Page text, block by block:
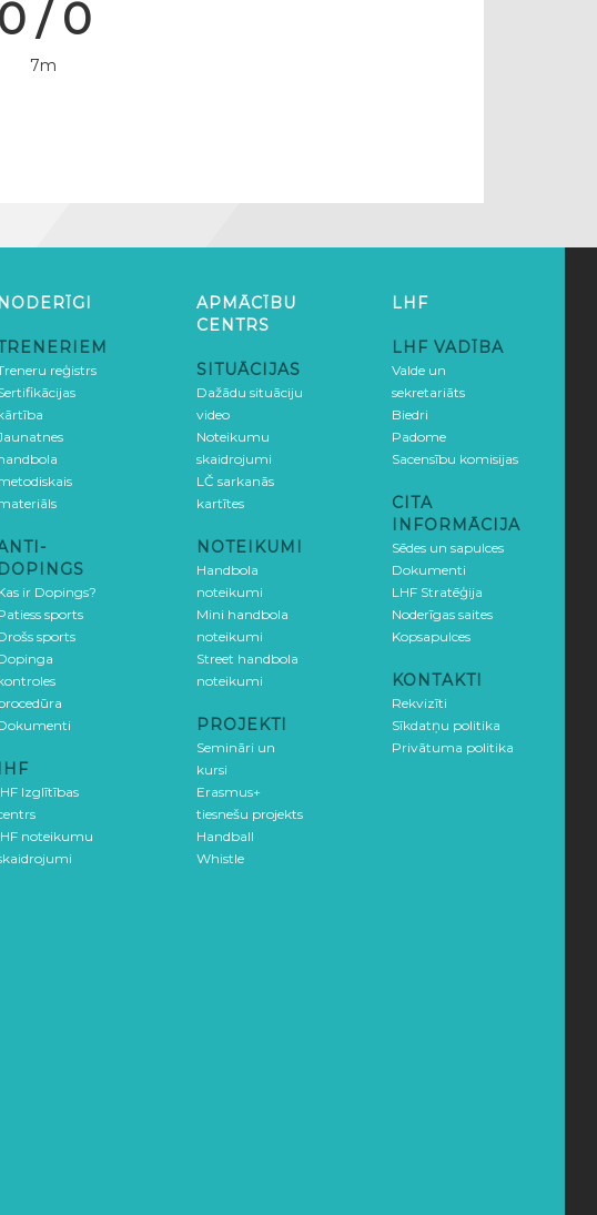
0 / 0
7m
NODERĪGI
reģistrs
DOPINGS
ir Dopings?
sports
sports
IHF
Izglītības
noteikumu
APMĀCĪBU
CENTRS
SITUĀCIJAS
Dažādu situāciju
video
Noteikumu
skaidrojumi
LČ sarkanās
kartītes
NOTEIKUMI
Handbola
noteikumi
Mini handbola
noteikumi
Street handbola
noteikumi
PROJEKTI
Semināri un
kursi
Erasmus+
tiesnešu projekts
Handball
Whistle
LHF
LHF VADĪBA
Valde un
sekretariāts
Biedri
Padome
Sacensību komisijas
CITA
INFORMĀCIJA
Sēdes un sapulces
Dokumenti
LHF Stratēģija
Noderīgas saites
Kopsapulces
KONTAKTI
Rekvizīti
Sīkdatņu politika
Privātuma politika